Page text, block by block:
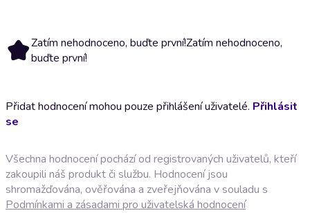
Zatím nehodnoceno, buďte první!Zatím nehodnoceno,
buďte první!
Přidat hodnocení mohou pouze přihlášení uživatelé. Přihlásit
se
Všechna hodnocení pochází od registrovaných uživatelů, kteří
zakoupili náš produkt či službu. Hodnocení jsou
shromažďována, ověřována a zveřejňována v souladu s
Podmínkami a zásadami pro uživatelská hodnocení